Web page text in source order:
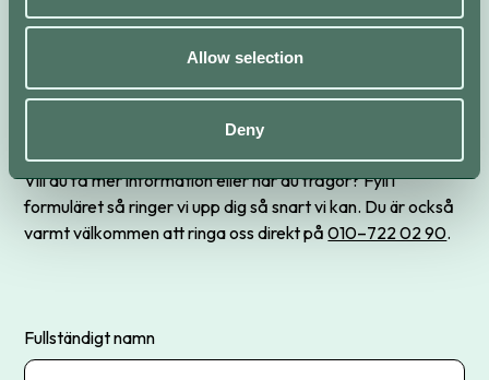
Allow selection
Deny
Kom i kontakt med oss
snabbt och enkelt.
Vill du få mer information eller har du frågor? Fyll i
formuläret så ringer vi upp dig så snart vi kan. Du är också
varmt välkommen att ringa oss direkt på010–722 02 90.
Fullständigt namn